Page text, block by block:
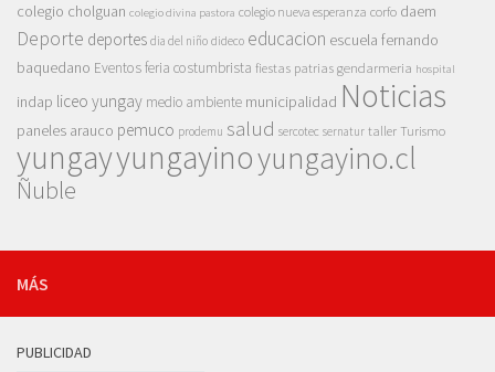
colegio cholguan colegio divina pastora colegio nueva esperanza corfo daem
Deporte deportes dia del niño dideco educacion escuela fernando
baquedano Eventosferia costumbrista fiestas patrias gendarmeria hospital
indap liceo yungay medio ambiente municipalidad Noticias
paneles arauco pemuco prodemu salud sercotec sernatur taller Turismo
yungayyungayinoyungayino.cl
Ñuble
MÁS
PUBLICIDAD